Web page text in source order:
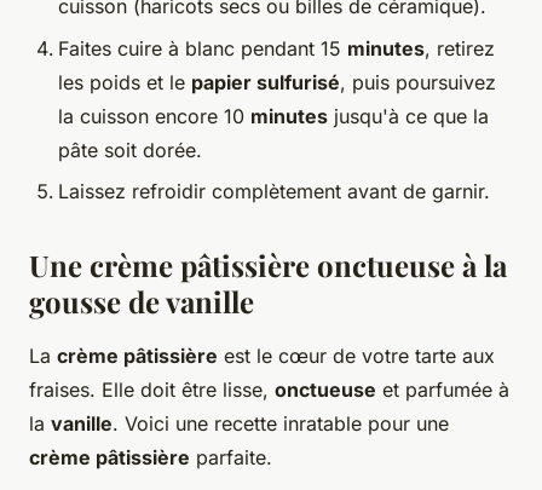
cuisson (haricots secs ou billes de céramique).
Faites cuire à blanc pendant 15 minutes, retirez
les poids et le papier sulfurisé, puis poursuivez
la cuisson encore 10 minutes jusqu'à ce que la
pâte soit dorée.
Laissez refroidir complètement avant de garnir.
Une crème pâtissière onctueuse à la
gousse de vanille
La crème pâtissière est le cœur de votre tarte aux
fraises. Elle doit être lisse, onctueuse et parfumée à
la vanille. Voici une recette inratable pour une
crème pâtissière parfaite.